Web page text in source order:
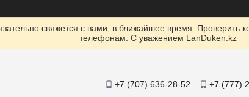
свяжется с вами, в ближайшее время. Проверить
телефонам. С уважением LanDuken.kz
+7 (707) 636-28-52 +7 (777)